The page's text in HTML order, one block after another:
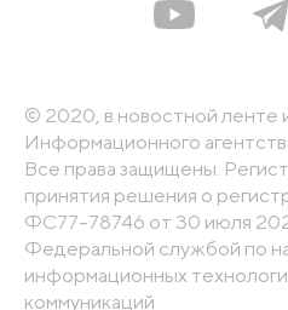
© 2020, в новостной ленте
Информационного
Все права защищены.
принятия решения о
ФС77-78746 от 30 июля
Федеральной службой по
информационных
коммуникаций